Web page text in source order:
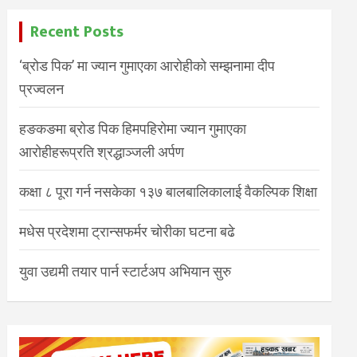
Recent Posts
‘ब्रोड पिक’ मा ज्यान गुमाएका आरोहीको सम्झनामा दीप
प्रज्वलन
हङकङमा ब्रोड पिक हिमपहिरोमा ज्यान गुमाएका
आरोहीहरूप्रति श्रद्धाञ्जली अर्पण
कक्षा ८ पूरा गर्न नसकेका १३७ बालबालिकालाई वैकल्पिक शिक्षा
मधेस प्रदेशमा ट्रान्सफर्मर चोरीका घटना बढे
युवा उद्यमी तयार पार्न स्टार्टअप अभियान सुरु